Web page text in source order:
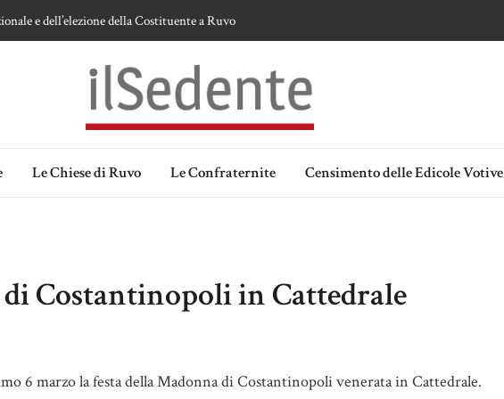
e dell’elezione della Costituente a Ruvo
Madonna delle Grazie di Ruvo di Puglia
Ipotesi e memorie.
Le Chiese di Ruvo Le Confraternite Censimento delle Edicole Votive
Costantinopoli in Cattedrale
6 marzo la festa della Madonna di Costantinopoli venerata in Cattedrale.